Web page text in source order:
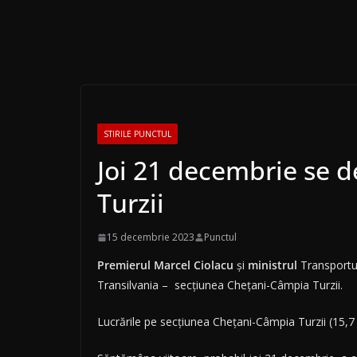
STIRILE PUNCTUL
Joi 21 decembrie se
Turzii
15 decembrie 2023 Punctul
Premierul Marcel Ciolacu și ministrul
Transilvania – secțiunea Chețani-Câmpia Turzii.
Lucrările pe secțiunea Chețani-Câmpia Turzii